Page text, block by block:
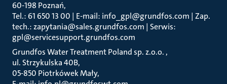
60-198 Poznań
Tel.: 61 650 13 00 | E-mail: info_gpl@grundfos.com | Zap.
tech.: zapytania@sales.grundfos.com | Serwis:
gpl@servicesupport.grundfos.com
Grundfos Water Treatment Poland sp. z.o.o.
ul. Strzykulska 40B
05-850 Piotrkówek Mały